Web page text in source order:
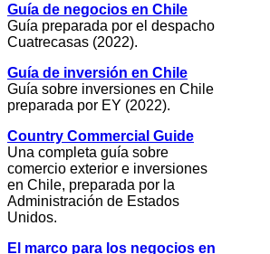
Guía de negocios en Chile
Guía preparada por el despacho
Cuatrecasas (2022).
Guía de inversión en Chile
Guía sobre inversiones en Chile
preparada por EY (2022).
Country Commercial Guide
Una completa guía sobre
comercio exterior e inversiones
en Chile, preparada por la
Administración de Estados
Unidos.
El marco para los negocios en